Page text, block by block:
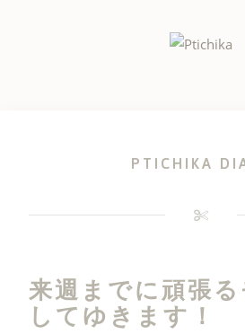
PTICHIKA
来週までに頑張
してゆきます！